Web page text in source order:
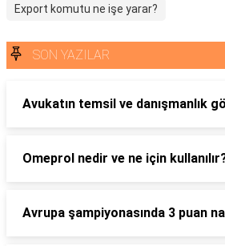
Export komutu ne işe yarar?
SON YAZILAR
Avukatın temsil ve danışmanlık
Omeprol nedir ve ne için
Avrupa şampiyonasında 3 puan